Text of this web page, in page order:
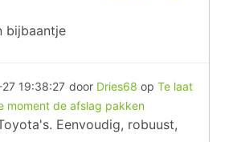
bijbaantje
19:38:27 door Dries68 op Te laat
moment de afslag pakken
Eenvoudig, robuust,